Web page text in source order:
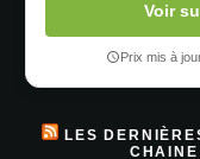
Voir
Prix mis à
LES